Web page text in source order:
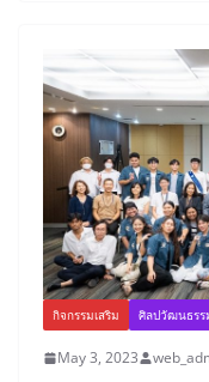
กิจกรรมเสริม ศิลปวัฒนธรร
May 3, 2023